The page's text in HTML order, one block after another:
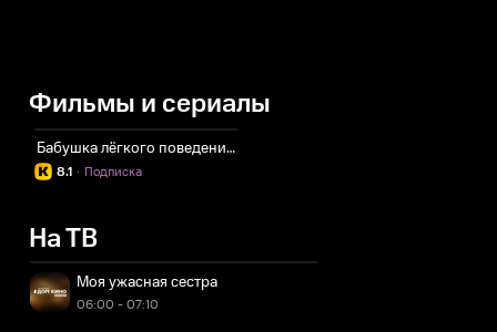
Фильмы и сериалы
Бабушка лёгкого поведения 2
8.1 Подписка
·
На ТВ
Моя ужасная сестра
06:00 - 07:10